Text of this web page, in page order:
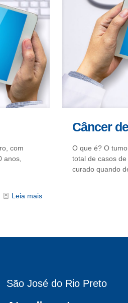
com
anos,
Leia mais
Câncer
O que é? O
total de casos
curado quando
São José do Rio Preto